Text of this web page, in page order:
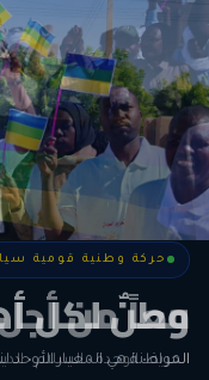
حركة وطنية قومية
وطنٌ لكل
المواطنة هي المعيار الأوحد
حركة وطنية قومية
معاً من
الحرية • الوحدة • السلام •